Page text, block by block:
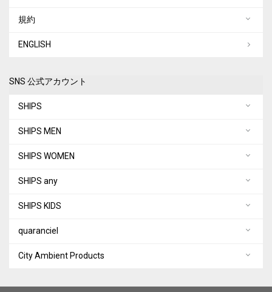
規約
ENGLISH
SNS 公式アカウント
SHIPS
SHIPS MEN
SHIPS WOMEN
SHIPS any
SHIPS KIDS
quaranciel
City Ambient Products